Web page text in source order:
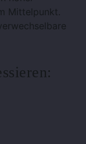
Mittelpunkt.